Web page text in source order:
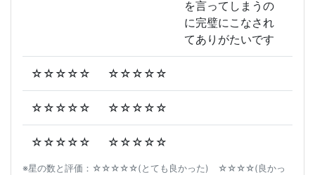
を言ってしまうの
に完璧にこなされ
てありがたいです
☆☆☆☆☆ ☆☆☆☆☆
☆☆☆☆☆ ☆☆☆☆☆
☆☆☆☆☆ ☆☆☆☆☆
※星の数と評価：☆☆☆☆☆(とても良かった) ☆☆☆☆(良かっ